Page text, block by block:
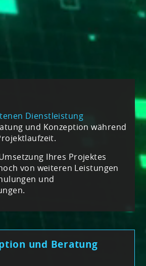
Dienstleistung
und Konzeption während
Ihres Projektes
von weiteren Leistungen
und
und Beratung